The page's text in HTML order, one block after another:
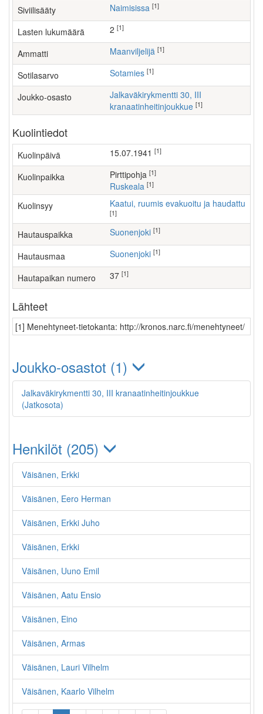
Siviilisääty Naimisissa [1]
Lasten lukumäärä [1]
Ammatti maanviljelijä [1]
Sotilasarvo Sotamies [1]
Joukko-osasto
Jalkaväkirykmentti 30, III
kranaatinheitinjoukkue [1]
Kuolintiedot
Kuolinpäivä 15.07.1941 [1]
Kuolinpaikka Pirttipohja [1]
Ruskeala [1]
Kuolinsyy Kaatui, ruumis evakuoitu ja haudattu
[1]
Hautauspaikka Suonenjoki [1]
Hautausmaa Suonenjoki [1]
Hautapaikan numero 37 [1]
Lähteet
[1] Menehtyneet-tietokanta: http://kronos.narc.fi/menehtyneet/
Joukko-osastot (1)
Jalkaväkirykmentti 30, III kranaatinheitinjoukkue
(Jatkosota)
Henkilöt (205)
Väisänen, Erkki
Väisänen, Eero Herman
Väisänen, Erkki Juho
Väisänen, Erkki
Väisänen, Uuno Emil
Väisänen, Aatu Ensio
Väisänen, Eino
Väisänen, Armas
Väisänen, Lauri Vilhelm
Väisänen, Kaarlo Vilhelm